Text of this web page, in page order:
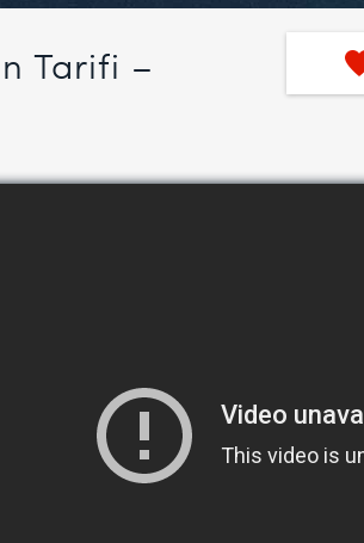
Tarifi –